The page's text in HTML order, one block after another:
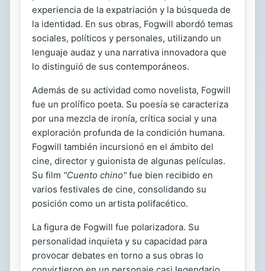
experiencia de la expatriación y la búsqueda de
la identidad. En sus obras, Fogwill abordó temas
sociales, políticos y personales, utilizando un
lenguaje audaz y una narrativa innovadora que
lo distinguió de sus contemporáneos.
Además de su actividad como novelista, Fogwill
fue un prolífico poeta. Su poesía se caracteriza
por una mezcla de ironía, crítica social y una
exploración profunda de la condición humana.
Fogwill también incursionó en el ámbito del
cine, director y guionista de algunas películas.
Su film "Cuento chino" fue bien recibido en
varios festivales de cine, consolidando su
posición como un artista polifacético.
La figura de Fogwill fue polarizadora. Su
personalidad inquieta y su capacidad para
provocar debates en torno a sus obras lo